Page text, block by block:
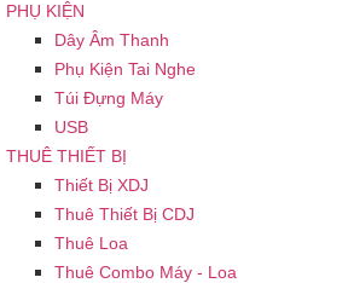
PHỤ KIỆN
Dây Âm Thanh
Phụ Kiện Tai Nghe
Túi Đựng Máy
USB
THUÊ THIẾT BỊ
Thiết Bị XDJ
Thuê Thiết Bị CDJ
Thuê Loa
Thuê Combo Máy - Loa